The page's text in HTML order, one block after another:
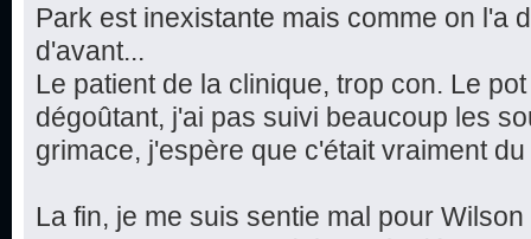
Park est inexistante mais comme on l'a
d'avant...
Le patient de la clinique, trop con. Le
dégoûtant, j'ai pas suivi beaucoup les
grimace, j'espère que c'était vraiment
La fin, je me suis sentie mal pour